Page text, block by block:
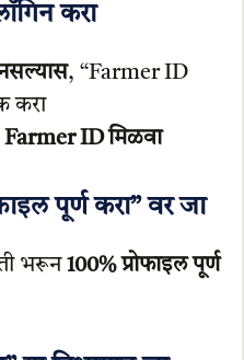
करा
, “Farmer ID
करा
Farmer ID मिळवा
पूर्ण करा” वर जा
भरून100% प्रोफाइल पूर्ण